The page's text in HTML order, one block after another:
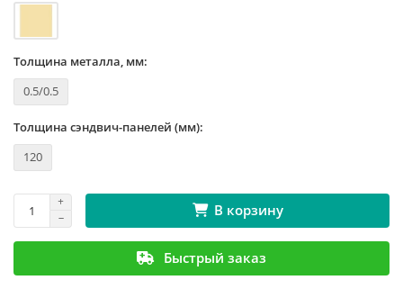
Толщина металла, мм:
0.5/0.5
Толщина сэндвич-панелей (мм):
120
В корзину
Быстрый заказ